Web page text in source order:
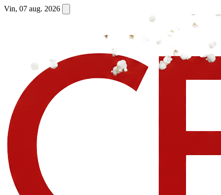
Vin, 07 aug. 2026